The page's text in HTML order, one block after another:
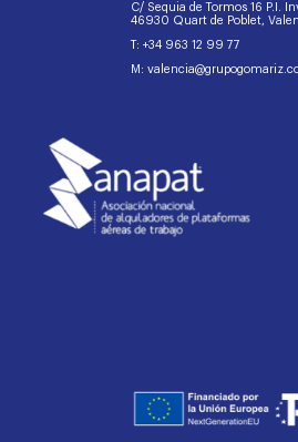
C/ Sequia de Tormos 16 P.I.
46930 Quart de Poblet,
T: +34 963 12 99 77
M: